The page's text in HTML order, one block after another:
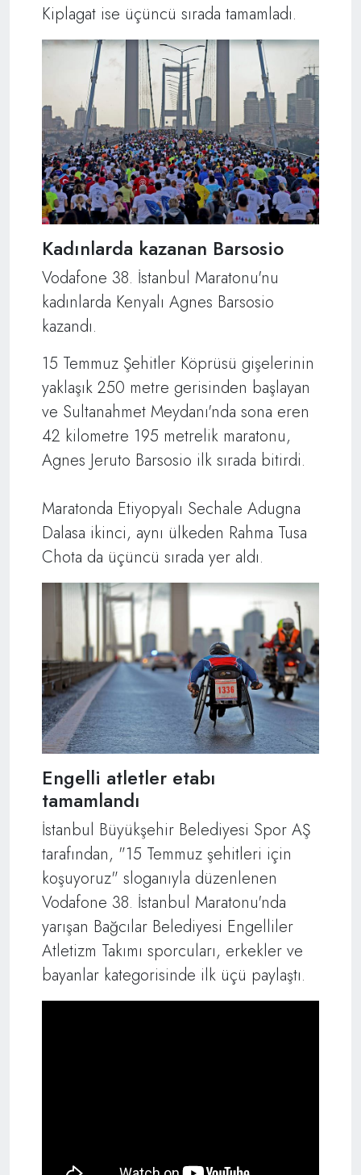
Kiplagat ise üçüncü sırada tamamladı.
Kadınlarda kazanan Barsosio
Vodafone 38. İstanbul Maratonu'nu
kadınlarda Kenyalı Agnes Barsosio
kazandı.
15 Temmuz Şehitler Köprüsü gişelerinin
yaklaşık 250 metre gerisinden başlayan
ve Sultanahmet Meydanı'nda sona eren
42 kilometre 195 metrelik maratonu,
Agnes Jeruto Barsosio ilk sırada bitirdi.
Maratonda Etiyopyalı Sechale Adugna
Dalasa ikinci, aynı ülkeden Rahma Tusa
Chota da üçüncü sırada yer aldı.
Engelli atletler etabı
tamamlandı
İstanbul Büyükşehir Belediyesi Spor AŞ
tarafından, "15 Temmuz şehitleri için
koşuyoruz" sloganıyla düzenlenen
Vodafone 38. İstanbul Maratonu'nda
yarışan Bağcılar Belediyesi Engelliler
Atletizm Takımı sporcuları, erkekler ve
bayanlar kategorisinde ilk üçü paylaştı.